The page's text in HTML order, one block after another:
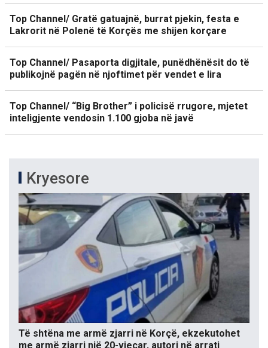
Top Channel/ Gratë gatuajnë, burrat pjekin, festa e
Lakrorit në Polenë të Korçës me shijen korçare
Top Channel/ Pasaporta digjitale, punëdhënësit do të
publikojnë pagën në njoftimet për vendet e lira
Top Channel/ “Big Brother” i policisë rrugore, mjetet
inteligjente vendosin 1.100 gjoba në javë
Kryesore
Të shtëna me armë zjarri në Korçë, ekzekutohet
me armë zjarri një 20-vjeçar, autori në arrati